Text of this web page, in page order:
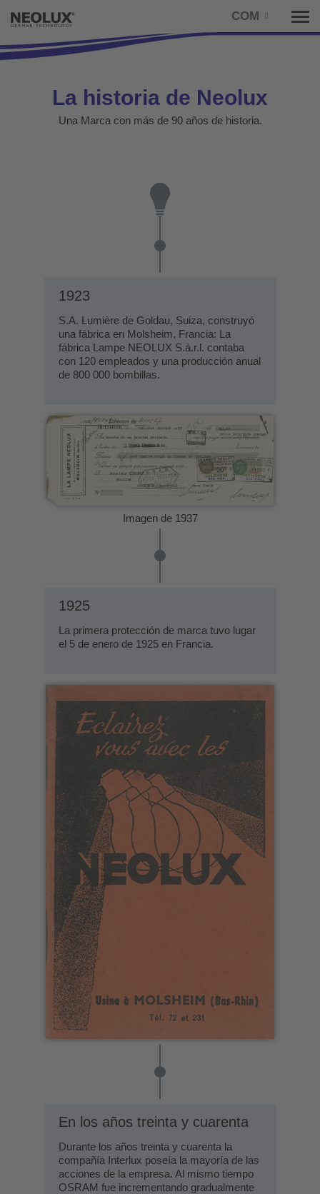
COM
La historia de Neolux
Una Marca con más de 90 años de historia.
1923
S.A. Lumière de Goldau, Suiza, construyó
una fábrica en Molsheim, Francia: La
fábrica Lampe NEOLUX S.à.r.l. contaba
con 120 empleados y una producción anual
de 800 000 bombillas.
Imagen de 1937
1925
La primera protección de marca tuvo lugar
el 5 de enero de 1925 en Francia.
En los años treinta y cuarenta
Durante los años treinta y cuarenta la
compañía Interlux poseía la mayoría de las
acciones de la empresa. Al mismo tiempo
OSRAM fue incrementando gradualmente